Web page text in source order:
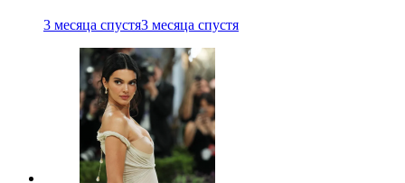
3 месяца спустя3 месяца спустя